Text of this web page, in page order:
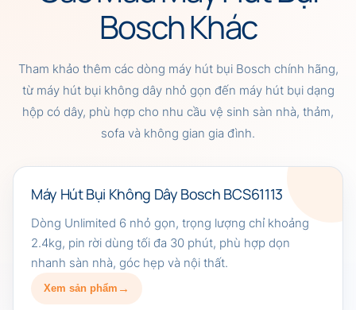
Bosch Khác
Tham khảo thêm các dòng máy hút bụi Bosch chính hãng,
từ máy hút bụi không dây nhỏ gọn đến máy hút bụi dạng
hộp có dây, phù hợp cho nhu cầu vệ sinh sàn nhà, thảm,
sofa và không gian gia đình.
Máy Hút Bụi Không Dây Bosch BCS61113
Dòng Unlimited 6 nhỏ gọn, trọng lượng chỉ khoảng
2.4kg, pin rời dùng tối đa 30 phút, phù hợp dọn
nhanh sàn nhà, góc hẹp và nội thất.
Xem sản phẩm